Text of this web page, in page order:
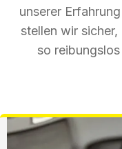
unserer
stellen wir
so